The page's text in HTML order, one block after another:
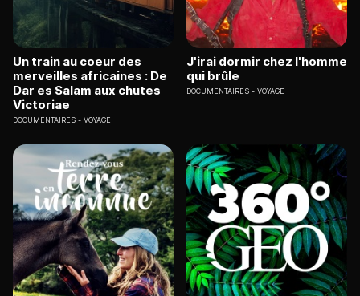
Un train au coeur des
merveilles africaines : De
Dar es Salam aux chutes
Victoriae
DOCUMENTAIRES VOYAGE
J'irai dormir chez l'homme
qui brûle
DOCUMENTAIRES VOYAGE